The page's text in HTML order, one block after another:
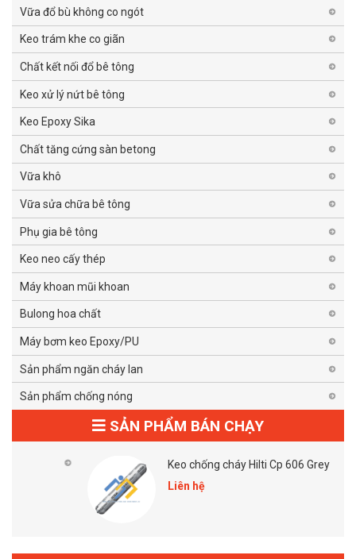
Vữa đổ bù không co ngót
Keo trám khe co giãn
Chất kết nối đổ bê tông
Keo xử lý nứt bê tông
Keo Epoxy Sika
Chất tăng cứng sàn betong
Vữa khô
Vữa sửa chữa bê tông
Phụ gia bê tông
Keo neo cấy thép
Máy khoan mũi khoan
Bulong hoa chất
Máy bơm keo Epoxy/PU
Sản phẩm ngăn cháy lan
Sản phẩm chống nóng
SẢN PHẨM BÁN CHẠY
Keo chống cháy Hilti Cp 606 Grey
Liên hệ